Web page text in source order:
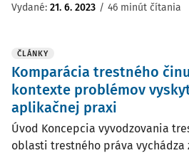
Vydané: 21. 6. 2023 / 46 minút čítania
ČLÁNKY
Komparácia trestného
kontexte problémov
aplikačnej praxi
Úvod Koncepcia vyvodzovania
oblasti trestného práva vychádza